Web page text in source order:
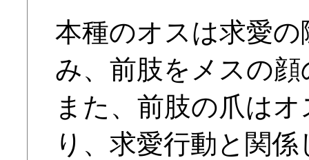
本種のオスは求愛
み、前肢をメスの
また、前肢の爪は
り、求愛行動と関